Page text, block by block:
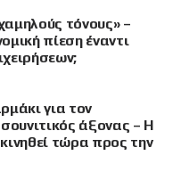
τόνους» –
πίεση έναντι
για τον
άξονας – Η
τώρα προς την